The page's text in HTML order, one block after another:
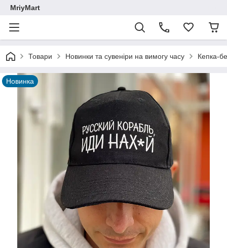
MriyMart
Товари Новинки та сувеніри на вимогу часу Кепка-
Новинка